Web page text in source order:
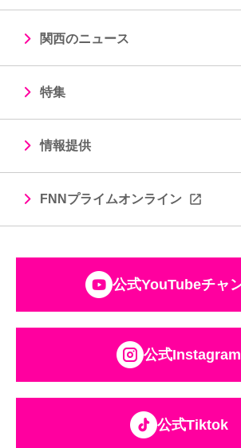
関西のニュース
特集
情報提供
FNNプライムオンライン
公式YouTubeチャ
公式Instagram
公式Tiktok